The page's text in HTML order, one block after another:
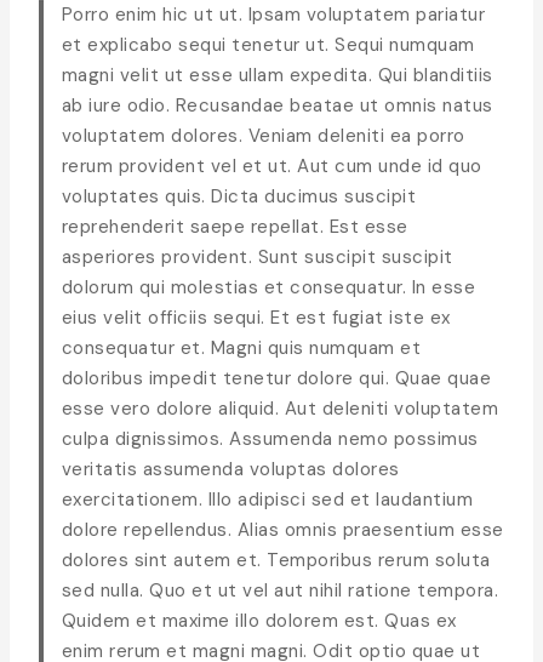
Porro enim hic ut ut. Ipsam voluptatem pariatur
et explicabo sequi tenetur ut. Sequi numquam
magni velit ut esse ullam expedita. Qui blanditiis
ab iure odio. Recusandae beatae ut omnis natus
voluptatem dolores. Veniam deleniti ea porro
rerum provident vel et ut. Aut cum unde id quo
voluptates quis. Dicta ducimus suscipit
reprehenderit saepe repellat. Est esse
asperiores provident. Sunt suscipit suscipit
dolorum qui molestias et consequatur. In esse
eius velit officiis sequi. Et est fugiat iste ex
consequatur et. Magni quis numquam et
doloribus impedit tenetur dolore qui. Quae quae
esse vero dolore aliquid. Aut deleniti voluptatem
culpa dignissimos. Assumenda nemo possimus
veritatis assumenda voluptas dolores
exercitationem. Illo adipisci sed et laudantium
dolore repellendus. Alias omnis praesentium esse
dolores sint autem et. Temporibus rerum soluta
sed nulla. Quo et ut vel aut nihil ratione tempora.
Quidem et maxime illo dolorem est. Quas ex
enim rerum et magni magni. Odit optio quae ut